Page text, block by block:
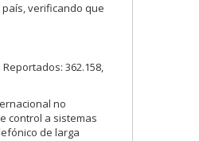
verificando que
362.158,
no
control a sistemas
de larga